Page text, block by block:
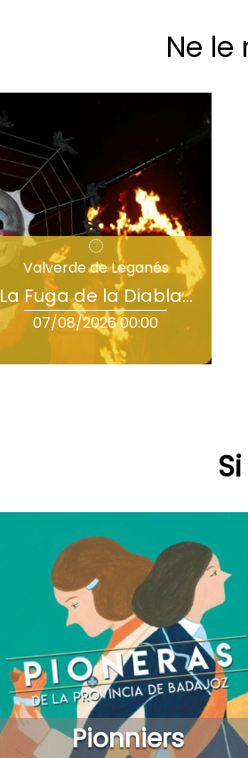
Ne le
Valverde de Leganés
La Fuga de la Diabla…
07/08/2026 00:00
Pionniers